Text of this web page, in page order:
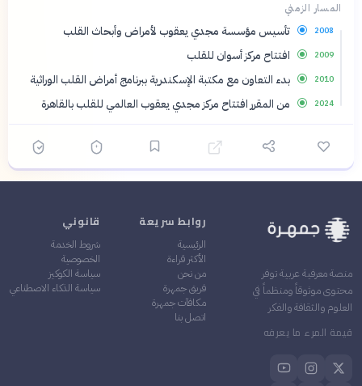
المسار الزمني
2008 تأسيس مؤسسة مجدي يعقوب لأمراض وأبحاث القلب
2009 افتتاح مركز أسوان للقلب
2010 بدء التعاون مع مكتبة الإسكندرية ببرنامج أمراض القلب الوراثية
2024 من المقرر افتتاح مركز مجدي يعقوب العالمي للقلب بالقاهرة
منصة معرفية عربية توفر
محتوى موثوقاً ومنظماً في
العلوم والثقافة والفكر
قيمة المرء ما يعرفه
روابط سريعة
الرئيسية
الأكثر قراءة
من نحن
فريق جمهرة
مكافآت جمهرة
اتصل بنا
قانوني
شروط الخدمة
الخصوصية
سياسة الكوكيز
سياسة الذكاء الاصطناعي